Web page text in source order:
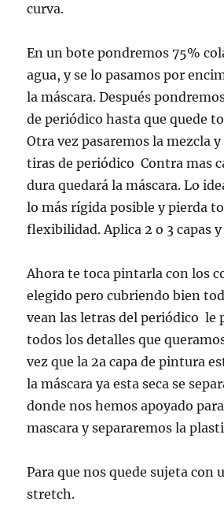
curva.
En un bote pondremos 75%
agua, y se lo pasamos por
la máscara. Después
de periódico hasta que quede
Otra vez pasaremos la mezcla
tiras de periódico Contra mas
dura quedará la máscara. Lo
lo más rígida posible y pierda
flexibilidad. Aplica 2 o 3 capas y
Ahora te toca pintarla con los
elegido pero cubriendo bien
vean las letras del periódico le
todos los detalles que
vez que la 2a capa de pintura
la máscara ya esta seca se
donde nos hemos apoyado
mascara y separaremos la
Para que nos quede sujeta con
stretch.